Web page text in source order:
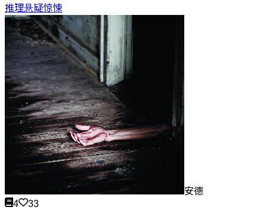
推理悬疑惊悚
安德
4
33